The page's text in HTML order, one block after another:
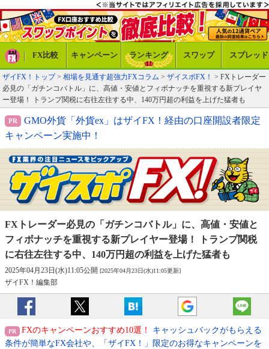
FX比較 キャンペーン ランキング スワップ スプレッド
ザイFX！トップ> 相場を見通す超強力FXコラム > ザイスポFX！ > FXトレーダー
必見の「ガチンコバトル」に、高値・安値とフィボナッチを重視する新プレイヤ
ー登場！ トランプ関税に右往左往する中、140万円超の利益を上げた猛者も
GMO外貨「外貨ex」はザイFX！経由の口座開設者限定
キャンペーン実施中！
FXトレーダー必見の「ガチンコバトル」に、高値・安値と
フィボナッチを重視する新プレイヤー登場！ トランプ関税
に右往左往する中、140万円超の利益を上げた猛者も
2025年04月23日(水)11:05公開 [2025年04月23日(水)11:05更新]
ザイFX！編集部
FXのキャンペーンおすすめ10選！
キャッシュバックがもらえる
条件が簡単なFX会社や、「ザイFX！」限定のお得なキャンペーンを